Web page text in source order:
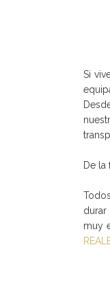
Si
De la
durar
muy